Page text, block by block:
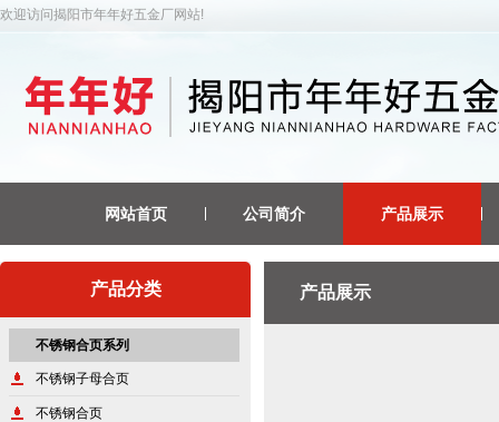
欢迎访问揭阳市年年好五金厂网站!
网站首页 公司简介 产品展示
产品分类
不锈钢合页系列
不锈钢子母合页
不锈钢合页
产品展示